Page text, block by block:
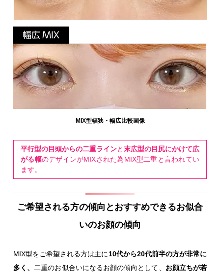
MIX型幅狭・幅広比較画像
平行型の目頭からの二重ラインと末広型の目尻にかけて広
がる幅のデザインがMIXされた為MIX型二重と言われてい
ます。
ご希望される方の傾向とおすすめできるお似合
いのお顔の傾向
MIX型をご希望される方は主に 10代から20代前半の方が非常に
多く、
二重のお似合いになるお顔の傾向として、 お顔立ちが若